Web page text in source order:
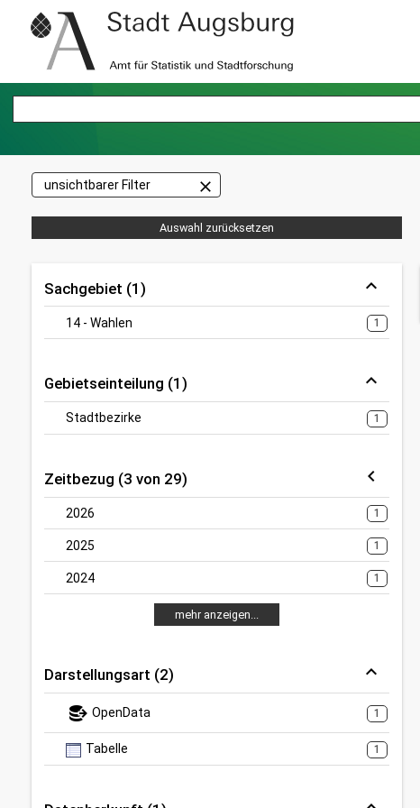
unsichtbarer Filter close
Auswahl zurücksetzen
Sachgebiet (1)
14 - Wahlen 1
Gebietseinteilung (1)
Stadtbezirke 1
Zeitbezug (3 von 29)
2026 1
2025 1
2024 1
mehr anzeigen...
Darstellungsart (2)
OpenData 1
Tabelle 1